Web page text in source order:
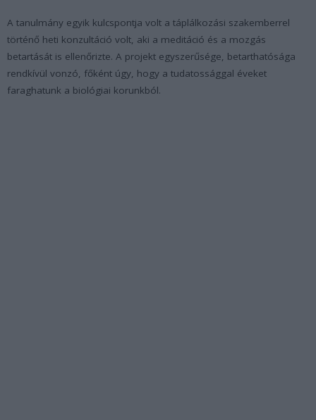
A tanulmány egyik kulcspontja volt a táplálkozási szakemberrel
történő heti konzultáció volt, aki a meditáció és a mozgás
betartását is ellenőrizte. A projekt egyszerűsége, betarthatósága
rendkívül vonzó, főként úgy, hogy a tudatossággal éveket
faraghatunk a biológiai korunkból.